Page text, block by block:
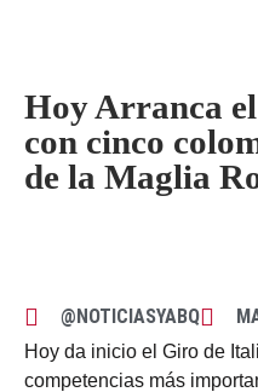
Hoy Arranca
con cinco
de la Maglia
@NOTICIASYABQ
Hoy da inicio el Giro de
competencias más